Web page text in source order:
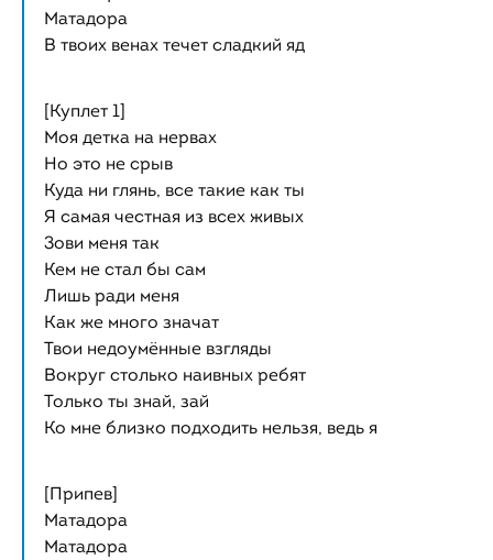
Матадора
В твоих венах течет сладкий яд
[Куплет 1]
Моя детка на нервах
Но это не срыв
Куда ни глянь, все такие как ты
Я самая честная из всех живых
Зови меня так
Кем не стал бы сам
Лишь ради меня
Как же много значат
Твои недоумённые взгляды
Вокруг столько наивных ребят
Только ты знай, зай
Ко мне близко подходить нельзя, ведь я
[Припев]
Матадора
Матадора